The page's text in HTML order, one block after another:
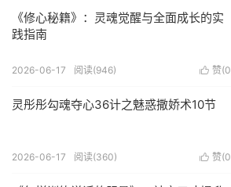
《修心秘籍》：灵魂觉醒与全面成长的实
践指南
 赞(0
2026-06-17 阅读(946)
灵彤彤勾魂夺心36计之魅惑撒娇术10节
 赞(0
2026-06-17 阅读(360)